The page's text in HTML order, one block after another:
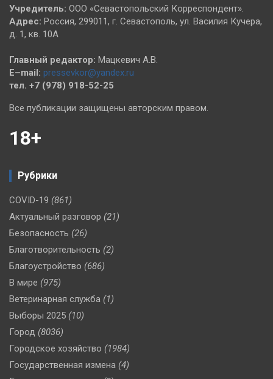
Учредитель: ООО «Севастопольский Корреспондент».
Адрес: Россия, 299011, г. Севастополь, ул. Василия Кучера,
д. 1, кв. 10А
Главный редактор: Мацкевич А.В.
E–mail: pressevkor@yandex.ru
тел. +7 (978) 918-52-25
Все публикации защищены авторским правом.
18+
Рубрики
COVID-19 (861)
Актуальный разговор (21)
Безопасность (26)
Благотворительность (2)
Благоустройство (686)
В мире (975)
Ветеринарная служба (1)
Выборы 2025 (10)
Город (8036)
Городское хозяйство (1984)
Государственная измена (4)